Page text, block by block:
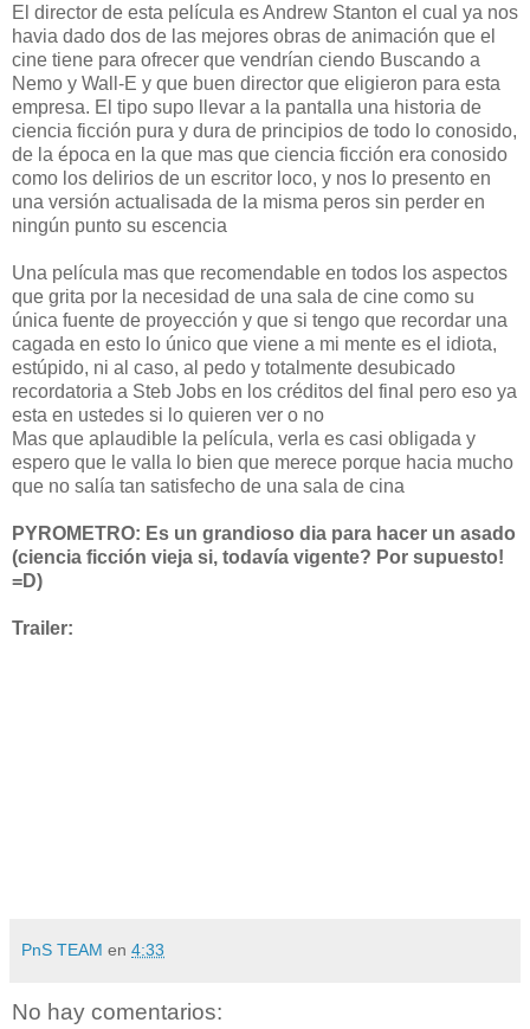
El director de esta película es Andrew Stanton el cual ya nos
havia dado dos de las mejores obras de animación que el
cine tiene para ofrecer que vendrían ciendo Buscando a
Nemo y Wall-E y que buen director que eligieron para esta
empresa. El tipo supo llevar a la pantalla una historia de
ciencia ficción pura y dura de principios de todo lo conosido,
de la época en la que mas que ciencia ficción era conosido
como los delirios de un escritor loco, y nos lo presento en
una versión actualisada de la misma peros sin perder en
ningún punto su escencia
Una película mas que recomendable en todos los aspectos
que grita por la necesidad de una sala de cine como su
única fuente de proyección y que si tengo que recordar una
cagada en esto lo único que viene a mi mente es el idiota,
estúpido, ni al caso, al pedo y totalmente desubicado
recordatoria a Steb Jobs en los créditos del final pero eso ya
esta en ustedes si lo quieren ver o no
Mas que aplaudible la película, verla es casi obligada y
espero que le valla lo bien que merece porque hacia mucho
que no salía tan satisfecho de una sala de cina
PYROMETRO: Es un grandioso dia para hacer un asado
(ciencia ficción vieja si, todavía vigente? Por supuesto!
=D)
Trailer:
PnS TEAM en 4:33
No hay comentarios: